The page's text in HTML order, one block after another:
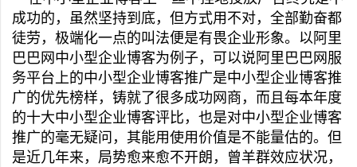
成功的，虽然坚持到底，但方式用不对，全部勤奋都
徒劳，极端化一点的叫法便是有畏企业形象。以阿里
巴巴网中小型企业博客为例子，可以说阿里巴巴网服
务平台上的中小型企业博客推广是中小型企业博客推
广的优先榜样，铸就了很多成功网商，而且每本年度
的十大中小型企业博客评比，也是对中小型企业博客
推广的毫无疑问，其能用使用价值是不能量估的。但
是近几年来，局势愈来愈不开朗，曾羊群效应状况，